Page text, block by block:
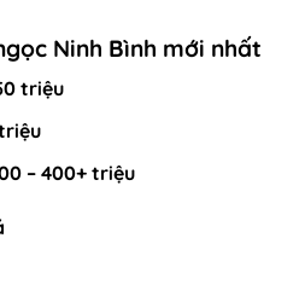
Ninh Bình mới nhất
triệu
– 400+ triệu